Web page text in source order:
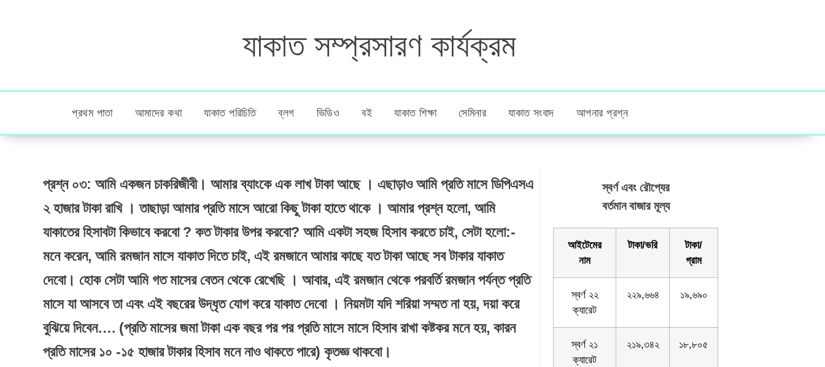
যাকাত সম্প্রসারণ কার্যক্রম
প্রথম পাতা আমাদের কথা যাকাত পরিচিতি ব্লগ ভিডিও বই যাকাত শিক্ষা সেমিনার যাকাত সংবাদ আপনার প্রশ্ন
প্রশ্ন ০৩: আমি একজন চাকরিজীবী। আমার ব্যাংকে এক লাখ টাকা আছে । এছাড়াও আমি প্রতি মাসে ডিপিএসএ
২ হাজার টাকা রাখি । তাছাড়া আমার প্রতি মাসে আরো কিছু টাকা হাতে থাকে । আমার প্রশ্ন হলো, আমি
যাকাতের হিসাবটা কিভাবে করবো ? কত টাকার উপর করবো? আমি একটা সহজ হিসাব করতে চাই, সেটা হলো:-
মনে করেন, আমি রমজান মাসে যাকাত দিতে চাই, এই রমজানে আমার কাছে যত টাকা আছে সব টাকার যাকাত
দেবো। হোক সেটা আমি গত মাসের বেতন থেকে রেখেছি । আবার, এই রমজান থেকে পরবর্তি রমজান পর্যন্ত প্রতি
মাসে যা আসবে তা এবং এই বছরের উদ্ধৃত যোগ করে যাকাত দেবো । নিয়মটা যদি শরিয়া সম্মত না হয়, দয়া করে
বুঝিয়ে দিবেন…. (প্রতি মাসের জমা টাকা এক বছর পর পর প্রতি মাসে মাসে হিসাব রাখা কষ্টকর মনে হয়, কারন
প্রতি মাসের ১০ -১৫ হাজার টাকার হিসাব মনে নাও থাকতে পারে) কৃতজ্ঞ থাকবো।
স্বর্ণ এবং রৌপ্যের
বর্তমান বাজার মূল্য
আইটেমের
নাম
টাকা/ভরি
টাকা/
গ্রাম
স্বর্ণ ২২
ক্যারেট
২২৯,৬৬৪ ১৯,৬৯০
স্বর্ণ ২১
ক্যারেট
২১৯,৩৪২ ১৮,৮০৫